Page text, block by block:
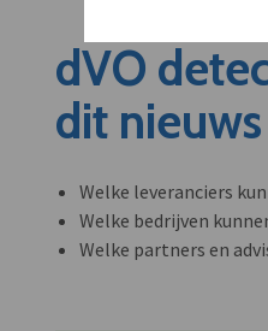
dVO
dit nieuws
Welke leveranciers
Welke bedrijven
Welke partners en